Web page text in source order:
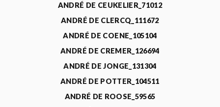
ANDRÉ DE CEUKELIER_71012
ANDRÉ DE CLERCQ_111672
ANDRÉ DE COENE_105104
ANDRÉ DE CREMER_126694
ANDRÉ DE JONGE_131304
ANDRÉ DE POTTER_104511
ANDRÉ DE ROOSE_59565